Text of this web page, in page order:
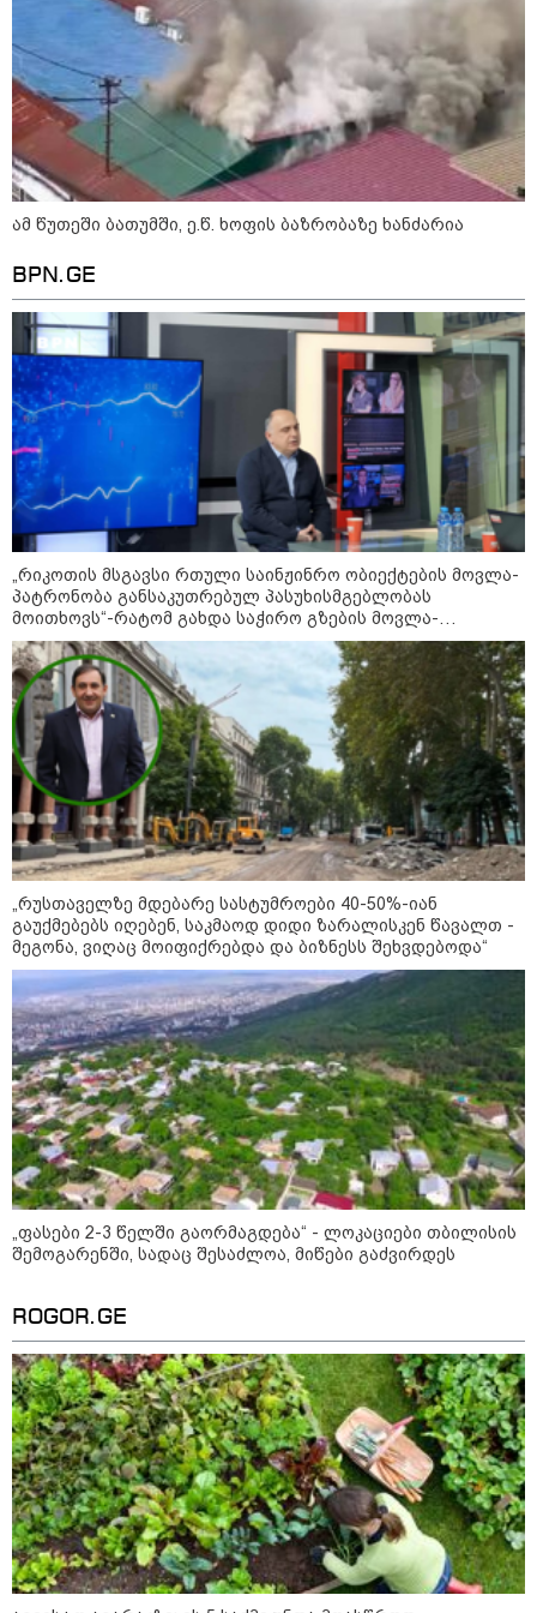
15:42 / 07-08-2026
"საიდან იცის, მან სინამდვილეში რა
ხდებოდა... აფხაზეთის ომში თუ არ
ვცდები სამჯერ არის ნამყოფი, არც
ერთხელ 10 დღეს არ ცდებოდა" - გია
ყარყარაშვილი გიორგი ბარამიძის
განცხადებაზე
10:58 / 06-08-2026
"დადგება დრო და თქვენი
დღევანდელი "პოსტაობა"
საკუთარ თავთან
შეგარცხვენთ... თქვენი
შეცდომა არის დანაშაულის
ტოლფასი" - ეკა კუპატაძე ნანუკა
ჟორჟოლიანს
09:33 / 05-08-2026
"მამის მიერ ცოტნესთვის
დატოვებულ სახლში
თვითნებურად ცხოვრობს
ადამიანი, რომელიც ზვიადის
ანდერძში ერთი სიტყვითაც კი
არ არის მოხსენიებული" - ანა
ჯაბაური
09:32 / 05-08-2026
"4 დღე უწყლოდ და უპუროდ
გაატარეს, მათ სიცოცხლე
დავუბრუნეთ" - ქართველი
მეზღვაური წერს, რომ 36
მიგრანტი, მათ შორის, ორსული
გოგონა გადაარჩინა
12:20 / 04-08-2026
"როცა კანონიკიდან
გამომდინარე, მართებულად
მიგვაჩნია, რომ ადამიანის
გასვენება ტაძრიდან არ მოხდეს,
ეს მგლოვიარეს ისეთი
სიყვარულითა უნდა ავუხსნათ,
კატეგორიის ყველა სიახლე
მკითხველის რჩევით
ამ წუთეში ბათუმში, ე.წ. ხოფის ბაზრობაზე ხანძარია
BPN.GE
„რიკოთის მსგავსი რთული საინჟინრო ობიექტების მოვლა-
პატრონობა განსაკუთრებულ პასუხისმგებლობას
მოითხოვს“-რატომ გახდა საჭირო გზების მოვლა-
პატრონობისთვის სახელმწიფო კომპანიის შექმნა
„რუსთაველზე მდებარე სასტუმროები 40-50%-იან
გაუქმებებს იღებენ, საკმაოდ დიდი ზარალისკენ წავალთ -
მეგონა, ვიღაც მოიფიქრებდა და ბიზნესს შეხვდებოდა“
„ფასები 2-3 წელში გაორმაგდება“ - ლოკაციები თბილისის
შემოგარენში, სადაც შესაძლოა, მიწები გაძვირდეს
ROGOR.GE